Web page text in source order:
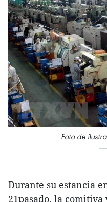
Foto de
Durante su estancia
21pasado, la